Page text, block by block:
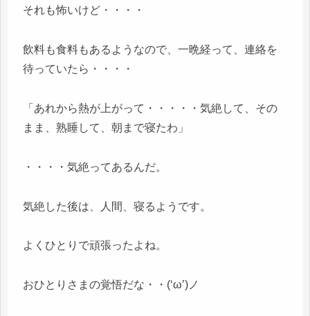
それも怖いけど・・・・
飲料も食料もあるようなので、一晩経って、連絡を
待っていたら・・・・
「あれから熱が上がって・・・・・気絶して、その
まま、熟睡して、朝まで寝たわ」
・・・・気絶ってあるんだ。
気絶した後は、人間、寝るようです。
よくひとりで頑張ったよね。
おひとりさまの覚悟だな・・(‘ω’)ノ